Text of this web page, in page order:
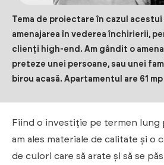
Tema de proiectare în cazul
amenajarea în vederea închirierii,
clienți high-end. Am gândit o
preteze unei persoane, sau unei
birou acasă. Apartamentul are 61
Fiind o investiție pe termen
am ales materiale de calitate și o
de culori care să arate și să se